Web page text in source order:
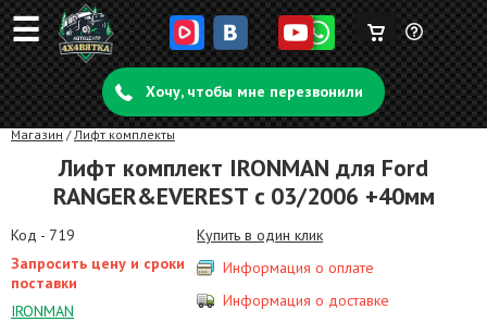
☰ Задать
вопрос
Корзина
пуста
Хочу, чтобы мне перезвонили
Магазин /Лифт комплекты
Лифт комплект IRONMAN для Ford
RANGER&EVEREST c 03/2006 +40мм
Код - 719
Запросить цену и сроки
поставки
IRONMAN
Купить в один клик
Информация о оплате
Информация о доставке